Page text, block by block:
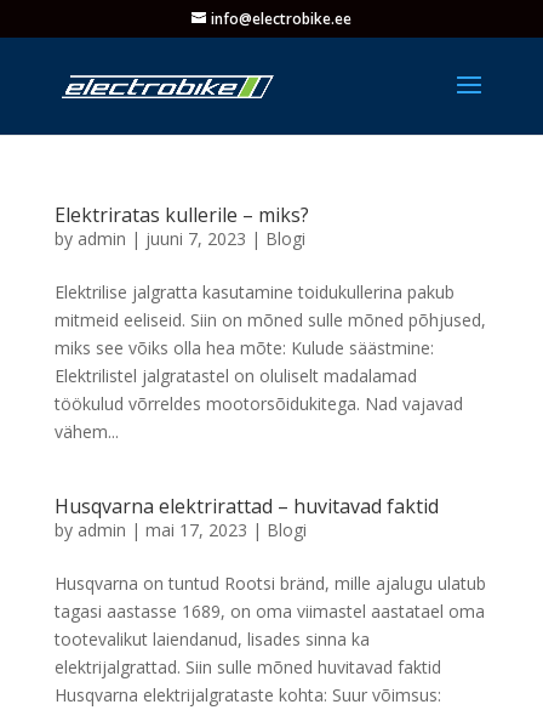
info@electrobike.ee
Elektriratas kullerile – miks?
by admin | juuni 7, 2023 | Blogi
Elektrilise jalgratta kasutamine toidukullerina pakub
mitmeid eeliseid. Siin on mõned sulle mõned põhjused,
miks see võiks olla hea mõte: Kulude säästmine:
Elektrilistel jalgratastel on oluliselt madalamad
töökulud võrreldes mootorsõidukitega. Nad vajavad
vähem...
Husqvarna elektrirattad – huvitavad faktid
by admin | mai 17, 2023 | Blogi
Husqvarna on tuntud Rootsi bränd, mille ajalugu ulatub
tagasi aastasse 1689, on oma viimastel aastatael oma
tootevalikut laiendanud, lisades sinna ka
elektrijalgrattad. Siin sulle mõned huvitavad faktid
Husqvarna elektrijalgrataste kohta: Suur võimsus: